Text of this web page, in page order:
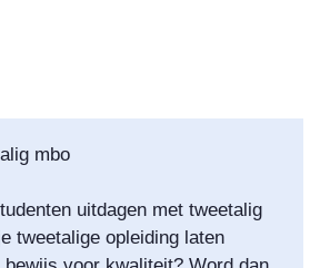
mbo
uitdagen met tweetalig
tweetalige opleiding laten